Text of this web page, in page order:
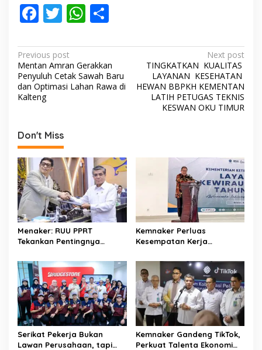
F
e
b
o
o
k
T
itt
er
W
at
s
A
ar
e
P
o
s
a
v
i
g
a
t
i
n
Previous post
Mentan Amran Gerakkan
Penyuluh Cetak Sawah Baru
dan Optimasi Lahan Rawa di
Kalteng
Next post
TINGKATKAN KUALITAS
LAYANAN KESEHATAN
HEWAN BBPKH KEMENTAN
LATIH PETUGAS TEKNIS
KESWAN OKU TIMUR
Don't Miss
Menaker: RUU PPRT
Tekankan Pentingnya
Tangga
Kemnaker Perluas
Kesempatan Kerja
Wirausaha
Serikat Pekerja Bukan
Lawan Perusahaan, tapi
Kemnaker Gandeng TikTok,
Perkuat Talenta Ekonomi